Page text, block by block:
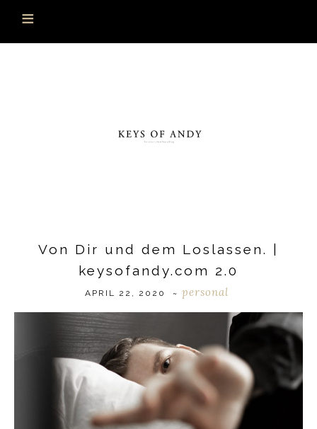
Von Dir und dem Loslassen. |
keysofandy.com 2.0
APRIL 22, 2020 ~ personal